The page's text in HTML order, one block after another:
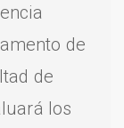
de
de
los